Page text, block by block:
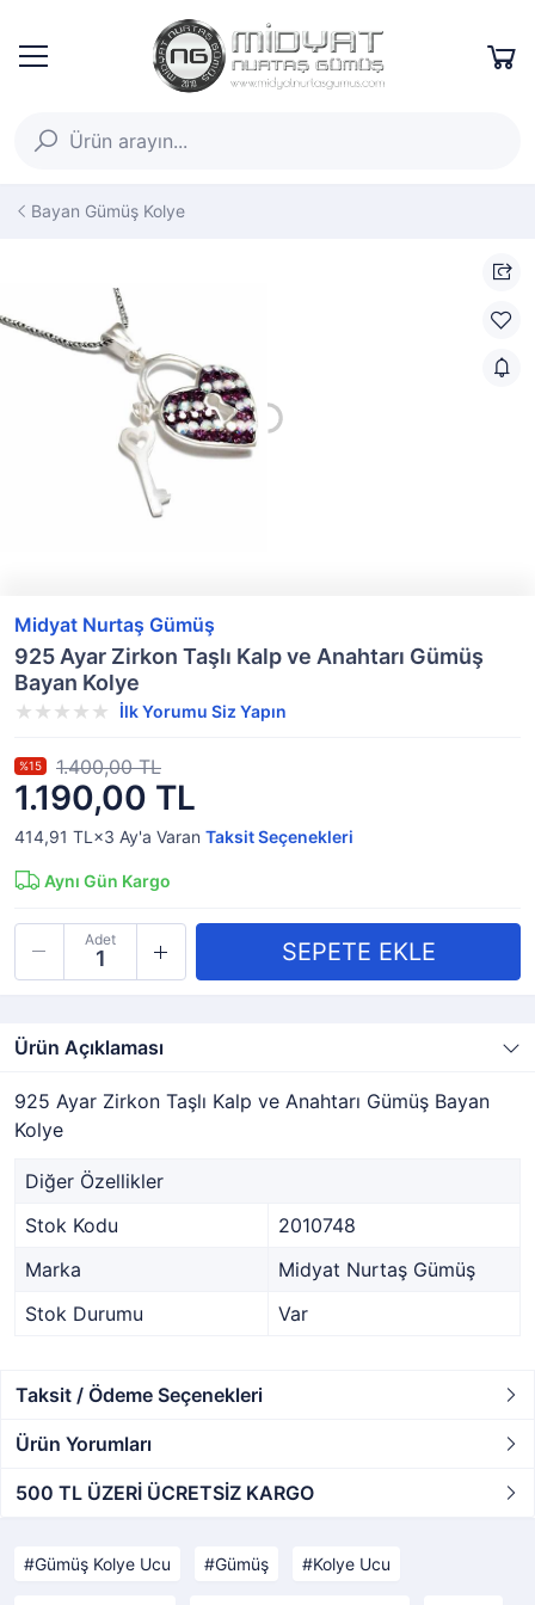
Bayan Gümüş Kolye
Midyat Nurtaş Gümüş
925 Ayar Zirkon Taşlı Kalp ve Anahtarı Gümüş
Bayan Kolye
İlk Yorumu Siz Yapın
1.190,00 TL
%15 1.400,00 TL
414,91 TL×3 Ay'a Varan Taksit Seçenekleri
Aynı Gün Kargo
Adet
Ürün Açıklaması
925 Ayar Zirkon Taşlı Kalp ve Anahtarı Gümüş Bayan
Kolye
Diğer Özellikler
Stok Kodu
2010748
Marka
Midyat Nurtaş Gümüş
Stok Durumu
Var
Taksit / Ödeme Seçenekleri
Ürün Yorumları
500 TL ÜZERİ ÜCRETSİZ KARGO
Gümüş Kolye Ucu Gümüş Kolye Ucu